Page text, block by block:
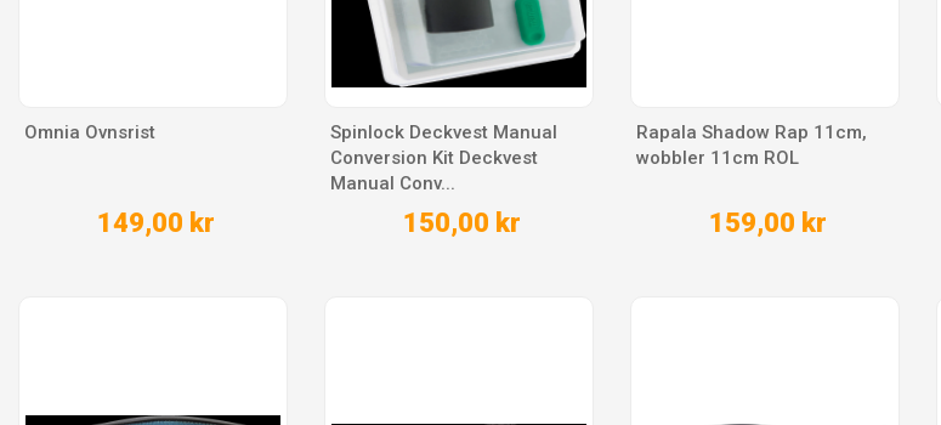
Omnia Ovnsrist
149,00 kr
Spinlock Deckvest Manual
Conversion Kit Deckvest
Manual Conv...
150,00 kr
Rapala Shadow Rap 11cm,
wobbler 11cm ROL
159,00 kr